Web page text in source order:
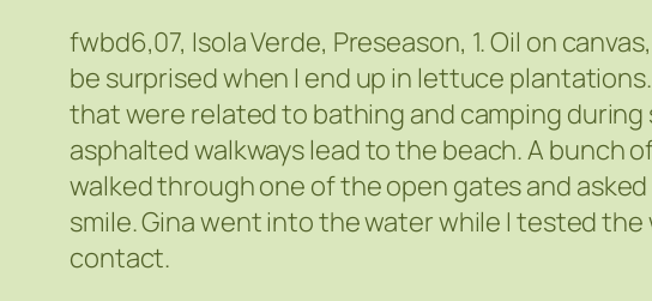
fwbd6,07, Isola Verde, Preseason, 1. Oil on
be surprised when I end up in lettuce
that were related to bathing and camping during
asphalted walkways lead to the beach. A bunch
walked through one of the open gates and
smile. Gina went into the water while I tested
contact.